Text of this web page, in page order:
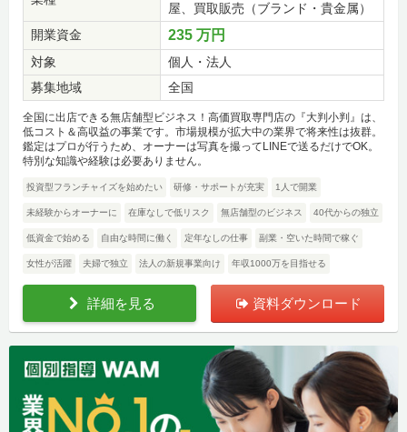
屋、買取販売（ブランド・貴金属）
開業資金
235 万円
対象
個人・法人
募集地域
全国
全国に出店できる無店舗型ビジネス！高価買取専門店の『大判小判』は、
低コスト＆高収益の事業です。市場規模が拡大中の業界で将来性は抜群。
鑑定はプロが行うため、オーナーは写真を撮ってLINEで送るだけでOK。
特別な知識や経験は必要ありません。
投資型フランチャイズを始めたい 研修・サポートが充実 1人で開業
未経験からオーナーに 在庫なしで低リスク 無店舗型のビジネス 40代からの独立
低資金で始める 自由な時間に働く 定年なしの仕事 副業・空いた時間で稼ぐ
女性が活躍 夫婦で独立 法人の新規事業向け 年収1000万を目指せる
詳細を見る 資料ダウンロード